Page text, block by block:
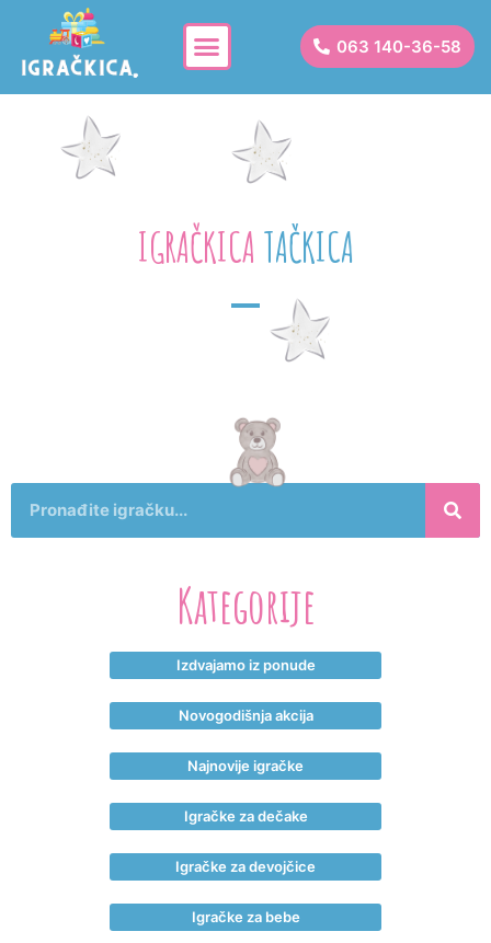
063 140-36-58
IGRAČKICA TAČKICA
Kategorije
Izdvajamo iz ponude
Novogodišnja akcija
Najnovije igračke
Igračke za dečake
Igračke za devojčice
Igračke za bebe